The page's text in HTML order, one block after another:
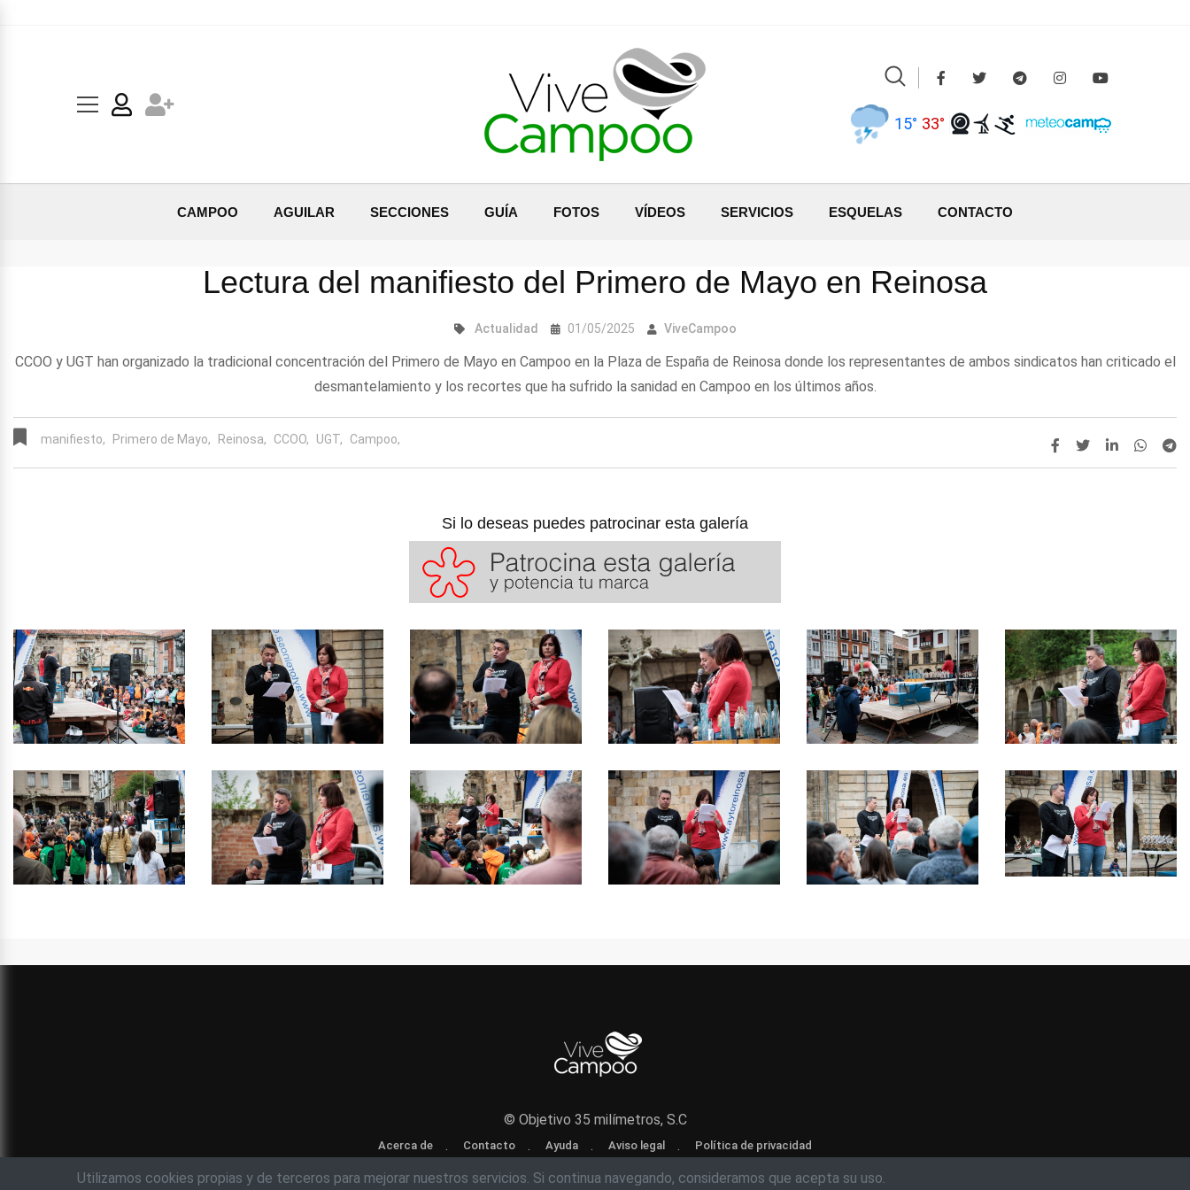
Utilizamos cookies propias y de terceros para mejorar nuestros servicios. Si continua navegando, consideramos que acepta su uso.
15° 33°
CAMPOO AGUILAR SECCIONES GUÍA FOTOS VÍDEOS SERVICIOS ESQUELAS CONTACTO
Lectura del manifiesto del Primero de Mayo en Reinosa
Actualidad 01/05/2025 ViveCampoo
CCOO y UGT han organizado la tradicional concentración del Primero de Mayo en Campoo en la Plaza de España de Reinosa donde los representantes de ambos sindicatos han criticado el
desmantelamiento y los recortes que ha sufrido la sanidad en Campoo en los últimos años.
manifiesto, Primero de Mayo, Reinosa, CCOO, UGT, Campoo,
Si lo deseas puedes patrocinar esta galería
© Objetivo 35 milímetros, S.C
Acerca de Contacto Ayuda Aviso legal Política de privacidad